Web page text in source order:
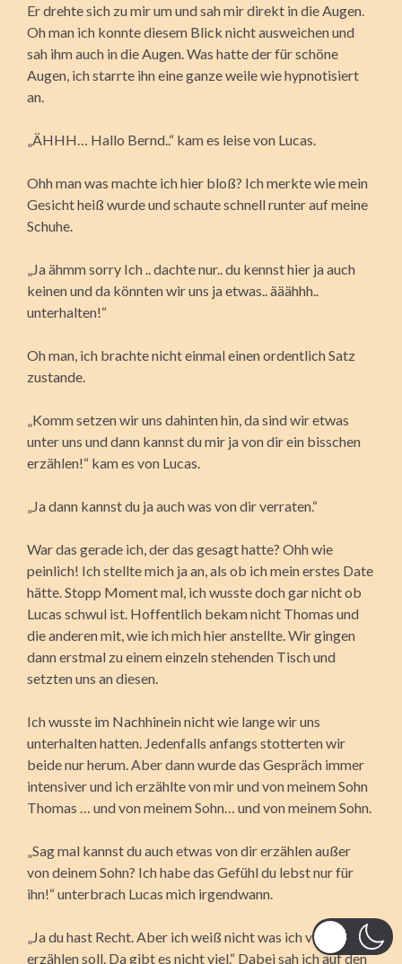
Er drehte sich zu mir um und sah mir direkt in die Augen.
Oh man ich konnte diesem Blick nicht ausweichen und
sah ihm auch in die Augen. Was hatte der für schöne
Augen, ich starrte ihn eine ganze weile wie hypnotisiert
an.
„ÄHHH… Hallo Bernd..“ kam es leise von Lucas.
Ohh man was machte ich hier bloß? Ich merkte wie mein
Gesicht heiß wurde und schaute schnell runter auf meine
Schuhe.
„Ja ähmm sorry Ich .. dachte nur.. du kennst hier ja auch
keinen und da könnten wir uns ja etwas.. ääähhh..
unterhalten!“
Oh man, ich brachte nicht einmal einen ordentlich Satz
zustande.
„Komm setzen wir uns dahinten hin, da sind wir etwas
unter uns und dann kannst du mir ja von dir ein bisschen
erzählen!“ kam es von Lucas.
„Ja dann kannst du ja auch was von dir verraten.“
War das gerade ich, der das gesagt hatte? Ohh wie
peinlich! Ich stellte mich ja an, als ob ich mein erstes Date
hätte. Stopp Moment mal, ich wusste doch gar nicht ob
Lucas schwul ist. Hoffentlich bekam nicht Thomas und
die anderen mit, wie ich mich hier anstellte. Wir gingen
dann erstmal zu einem einzeln stehenden Tisch und
setzten uns an diesen.
Ich wusste im Nachhinein nicht wie lange wir uns
unterhalten hatten. Jedenfalls anfangs stotterten wir
beide nur herum. Aber dann wurde das Gespräch immer
intensiver und ich erzählte von mir und von meinem Sohn
Thomas … und von meinem Sohn… und von meinem Sohn.
„Sag mal kannst du auch etwas von dir erzählen außer
von deinem Sohn? Ich habe das Gefühl du lebst nur für
ihn!“ unterbrach Lucas mich irgendwann.
„Ja du hast Recht. Aber ich weiß nicht was ich von mir
erzählen soll. Da gibt es nicht viel.“ Dabei sah ich auf den